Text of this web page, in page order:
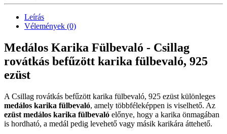
Leírás
Vélemények (0)
Medálos Karika Fülbevaló - Csillag
rovátkás befűzött karika fülbevaló, 925
ezüst
A Csillag rovátkás befűzött karika fülbevaló, 925 ezüst különleges
medálos karika fülbevaló, amely többféleképpen is viselhető. Az
ezüst medálos karika fülbevaló előnye, hogy a karika önmagában
is hordható, a medál pedig levehető vagy másik karikára áttehető.